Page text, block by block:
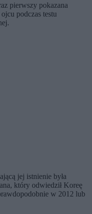
pierwszy pokazana
podczas testu
jej istnienie była
który odwiedził Koreę
w 2012 lub